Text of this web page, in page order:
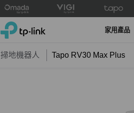
TP-Link, Reliably Smart 家用產品
掃地機器人 Tapo RV30 Max Plus